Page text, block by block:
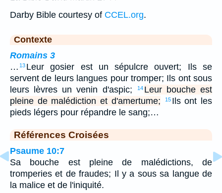
Darby Bible courtesy of CCEL.org.
Contexte
Romains 3
… 13 Leur gosier est un sépulcre ouvert; Ils se
servent de leurs langues pour tromper; Ils ont sous
leurs lèvres un venin d'aspic;
14 Leur bouche est
pleine de malédiction et d'amertume;
15 Ils ont les
pieds légers pour répandre le sang;…
Références Croisées
Psaume 10:7
Sa bouche est pleine de malédictions, de
tromperies et de fraudes; Il y a sous sa langue de
la malice et de l'iniquité.